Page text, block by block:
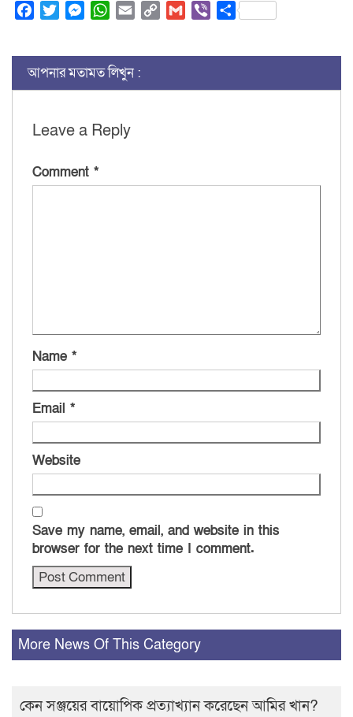
FacebookTwitterMessenger
WhatsApp
Email Copy
Gmail ViberShare
আপনার মতামত লিখুন :
Leave a Reply
Comment *
Name *
Email *
Website
Save my name, email, and website in this
browser for the next time I comment.
More News Of This Category
কেন সঞ্জয়ের বায়োপিক প্রত্যাখ্যান করেছেন আমির খান?